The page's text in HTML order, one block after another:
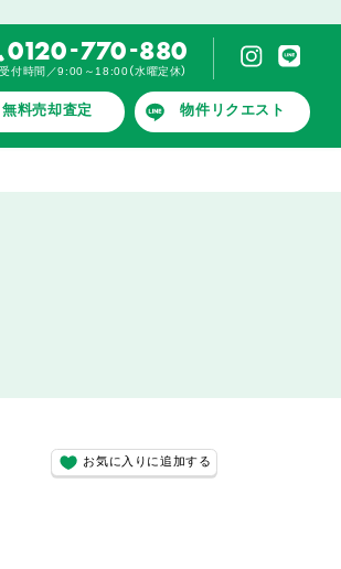
0120-770-880
付時間／9:00～18:00（水曜定休）
無料売却査定 物件リクエスト
お気に入りに追加する